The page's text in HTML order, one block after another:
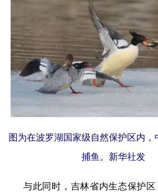
图为在波罗湖国家级自然保护区内，
捕鱼。新华社发
与此同时，吉林省内生态保护